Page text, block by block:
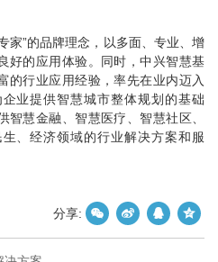
家”的品牌理念，以多面、专业、增
好的应用体验。同时，中兴智慧基
的行业应用经验，率先在业内迈入
业提供智慧城市整体规划的基础
智慧金融、智慧医疗、智慧社区、
、经济领域的行业解决方案和服
分享: